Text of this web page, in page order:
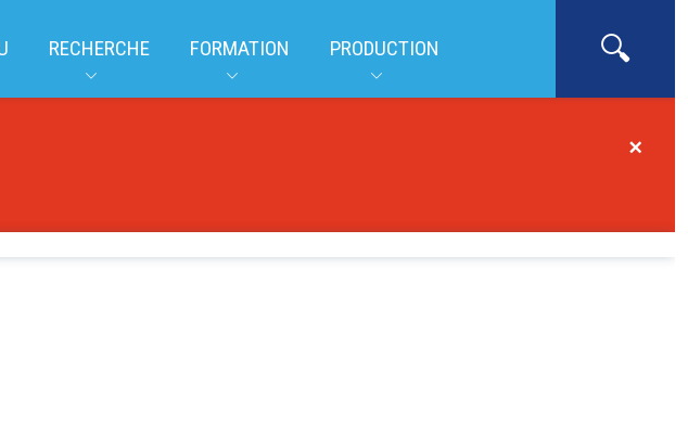
RECHERCHE FORMATION PRODUCTION
×